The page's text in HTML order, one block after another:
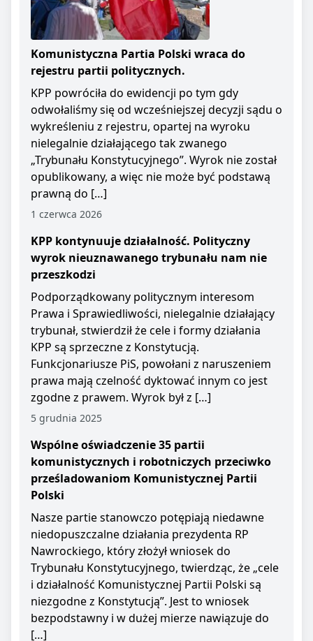
Komunistyczna Partia Polski wraca do
rejestru partii politycznych.
KPP powróciła do ewidencji po tym gdy
odwołaliśmy się od wcześniejszej decyzji sądu o
wykreśleniu z rejestru, opartej na wyroku
nielegalnie działającego tak zwanego
„Trybunału Konstytucyjnego”. Wyrok nie został
opublikowany, a więc nie może być podstawą
prawną do […]
1 czerwca 2026
KPP kontynuuje działalność. Polityczny
wyrok nieuznawanego trybunału nam nie
przeszkodzi
Podporządkowany politycznym interesom
Prawa i Sprawiedliwości, nielegalnie działający
trybunał, stwierdził że cele i formy działania
KPP są sprzeczne z Konstytucją.
Funkcjonariusze PiS, powołani z naruszeniem
prawa mają czelność dyktować innym co jest
zgodne z prawem. Wyrok był z […]
5 grudnia 2025
Wspólne oświadczenie 35 partii
komunistycznych i robotniczych przeciwko
prześladowaniom Komunistycznej Partii
Polski
Nasze partie stanowczo potępiają niedawne
niedopuszczalne działania prezydenta RP
Nawrockiego, który złożył wniosek do
Trybunału Konstytucyjnego, twierdząc, że „cele
i działalność Komunistycznej Partii Polski są
niezgodne z Konstytucją”. Jest to wniosek
bezpodstawny i w dużej mierze nawiązuje do
[…]